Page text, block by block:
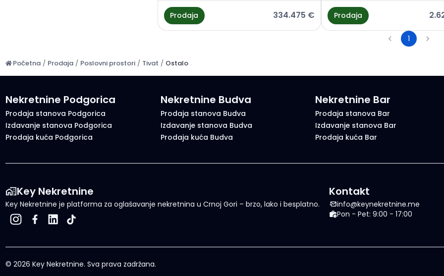
Prodaja 334.475 € Prodaja
1
Početna / Prodaja / Poslovni prostori / Tivat / Ostalo
Nekretnine Podgorica
Prodaja stanova Podgorica
Izdavanje stanova Podgorica
Prodaja kuća Podgorica
Nekretnine Budva
Prodaja stanova Budva
Izdavanje stanova Budva
Prodaja kuća Budva
Nekretnine Bar
Prodaja stanova Bar
Izdavanje stanova Bar
Prodaja kuća Bar
Key Nekretnine
Key Nekretnine je platforma za oglašavanje nekretnina u Crnoj Gori – brzo, lako i besplatno.
Kontakt
info@keynekretnine.me
Pon - Pet: 9:00 - 17:00
©2026 Key Nekretnine.Sva prava zadržana.